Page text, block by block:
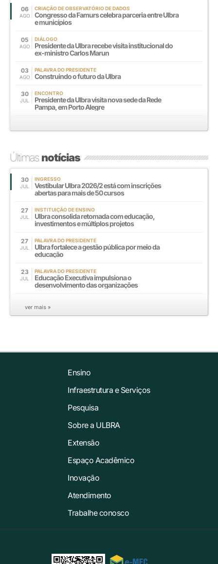
06
AGO
CRIAÇÃO DE OBSERVATÓRIO DE DADOS
Congresso da Famurs celebra parceria entre Ulbra
e municípios
05
AGO
DIÁLOGO
Presidente da Ulbra recebe visita institucional do
ex-ministro Carlos Marun
03
AGO
PALAVRA DO PRESIDENTE
Construindo o futuro da Ulbra
30
JUL
ENCONTRO
Presidente da Ulbra visita nova sede da Rede
Pampa, em Porto Alegre
Últimasnotícias
30
JUL
INGRESSO
Vestibular Ulbra 2026/2 está com inscrições
abertas para mais de 50 cursos
27
JUL
INSTITUIÇÃO DE ENSINO
Ulbra consolida retomada com educação,
investimentos e múltiplos projetos
27
JUL
PALAVRA DO PRESIDENTE
Ulbra fortalece a gestão pública por meio da
educação
23
JUL
PALAVRA DO PRESIDENTE
Educação Executiva impulsiona o
desenvolvimento das organizações
ver mais »
Ensino
Infraestrutura e Serviços
Pesquisa
Sobre a ULBRA
Extensão
Espaço Acadêmico
Inovação
Atendimento
Trabalhe conosco